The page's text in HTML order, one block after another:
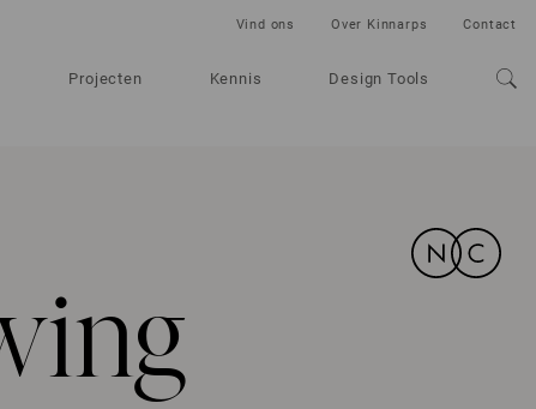
Projecten Kennis Design Tools
Vind ons Over Kinnarps Contact